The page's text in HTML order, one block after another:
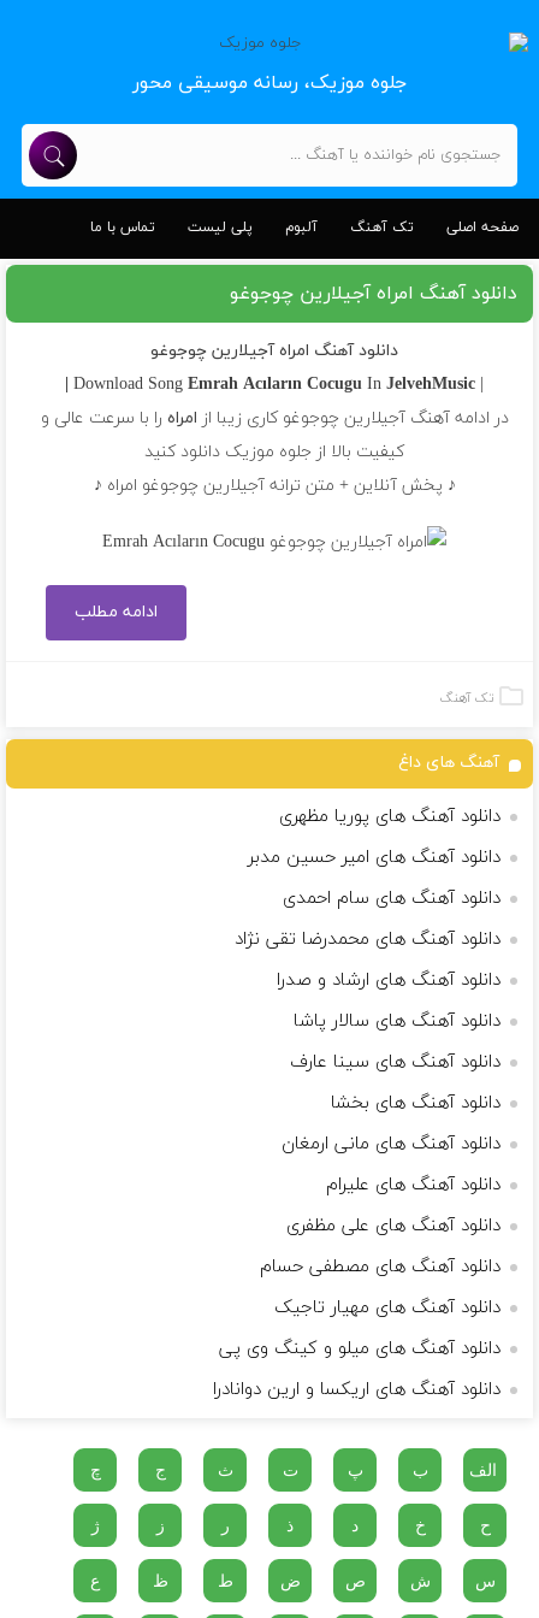
جلوه موزیک، رسانه موسیقی محور
صفحه اصلی تک آهنگ آلبوم پلی لیست تماس با ما
دانلود آهنگ امراه آجیلارین چوجوغو
دانلود آهنگ امراه آجیلارین چوجوغو
| Download Song
Emrah Acıların Cocugu InJelvehMusic |
در ادامه آهنگ آجیلارین چوجوغو کاری زیبا از امراه را با سرعت عالی و
کیفیت بالا از جلوه موزیک دانلود کنید
♪ پخش آنلاین + متن ترانه آجیلارین چوجوغو امراه ♪
ادامه مطلب
تک آهنگ
آهنگ های داغ
دانلود آهنگ های پوریا مظهری
دانلود آهنگ های امیر حسین مدبر
دانلود آهنگ های سام احمدی
دانلود آهنگ های محمدرضا تقی نژاد
دانلود آهنگ های ارشاد و صدرا
دانلود آهنگ های سالار پاشا
دانلود آهنگ های سینا عارف
دانلود آهنگ های بخشا
دانلود آهنگ های مانی ارمغان
دانلود آهنگ های علیرام
دانلود آهنگ های علی مظفری
دانلود آهنگ های مصطفی حسام
دانلود آهنگ های مهیار تاجیک
دانلود آهنگ های میلو و کینگ وی پی
دانلود آهنگ های اریکسا و ارین دوانادرا
الف ب پ ت ث ج چ
ح خ د ذ ر ز ژ
س ش ص ض ط ظ ع